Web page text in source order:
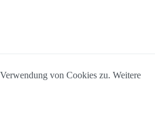
von Cookies zu. Weitere